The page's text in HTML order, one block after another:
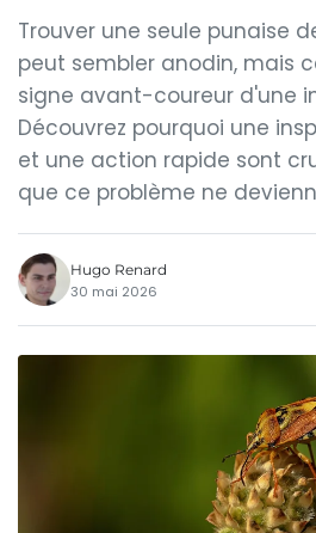
Trouver une seule punaise
peut sembler anodin, mais
signe avant-coureur d'une
Découvrez pourquoi une
et une action rapide sont
que ce problème ne
Hugo Renard
30 mai 2026